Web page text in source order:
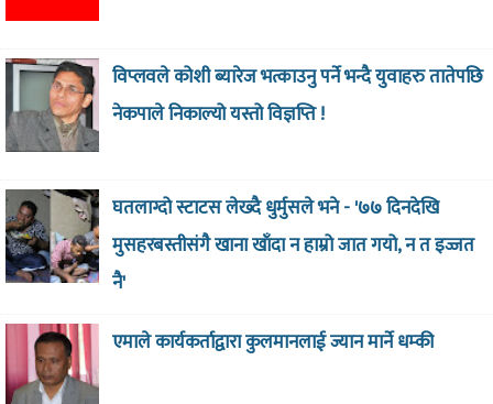
विप्लवले कोशी ब्यारेज भत्काउनु पर्ने भन्दै युवाहरु तातेपछि
नेकपाले निकाल्यो यस्तो विज्ञप्ति !
घतलाग्दो स्टाटस लेख्दै धुर्मुसले भने - '७७ दिनदेखि
मुसहरबस्तीसंगै खाना खाँदा न हाम्रो जात गयो, न त इज्जत
नै'
एमाले कार्यकर्ताद्वारा कुलमानलाई ज्यान मार्ने धम्की